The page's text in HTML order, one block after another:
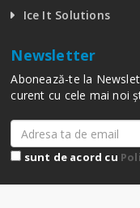
Ice It Solutions
Newsletter
Abonează-te la
curent cu cele mai noi
sunt de acord cu